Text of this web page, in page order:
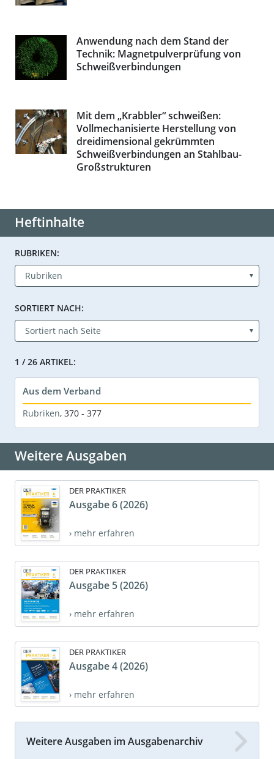
Anwendung nach dem Stand der
Technik: Magnetpulverprüfung von
Schweißverbindungen
Mit dem „Krabbler“ schweißen:
Vollmechanisierte Herstellung von
dreidimensional gekrümmten
Schweißverbindungen an Stahlbau-
Großstrukturen
Heftinhalte
RUBRIKEN:
SORTIERT NACH:
1 / 26 ARTIKEL:
Aus dem Verband
Rubriken, 370 - 377
Weitere Ausgaben
DER PRAKTIKER
Ausgabe 6 (2026)
› mehr erfahren
DER PRAKTIKER
Ausgabe 5 (2026)
› mehr erfahren
DER PRAKTIKER
Ausgabe 4 (2026)
› mehr erfahren
Weitere Ausgaben im Ausgabenarchiv